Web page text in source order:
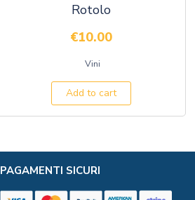
Rotolo
€10.00
Vini
Add to cart
PAGAMENTI SICURI